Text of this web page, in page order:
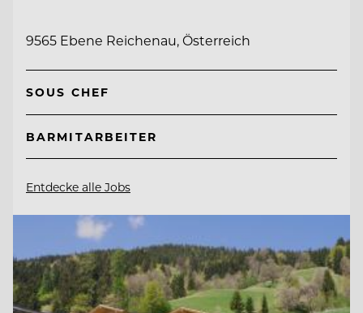
9565 Ebene Reichenau, Österreich
SOUS CHEF
BARMITARBEITER
Entdecke alle Jobs